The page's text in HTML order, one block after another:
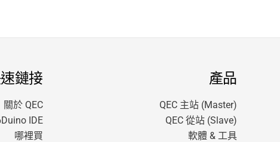
鏈接
關於 QEC
IDE
哪裡買
產品
QEC 主站 (Master)
QEC 從站 (Slave)
軟體 & 工具